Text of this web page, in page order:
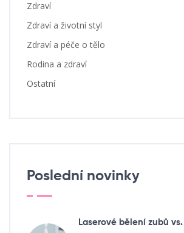
Zdraví
Zdraví a životní styl
Zdraví a péče o tělo
Rodina a zdraví
Ostatní
Poslední novinky
Laserové bělení zubů